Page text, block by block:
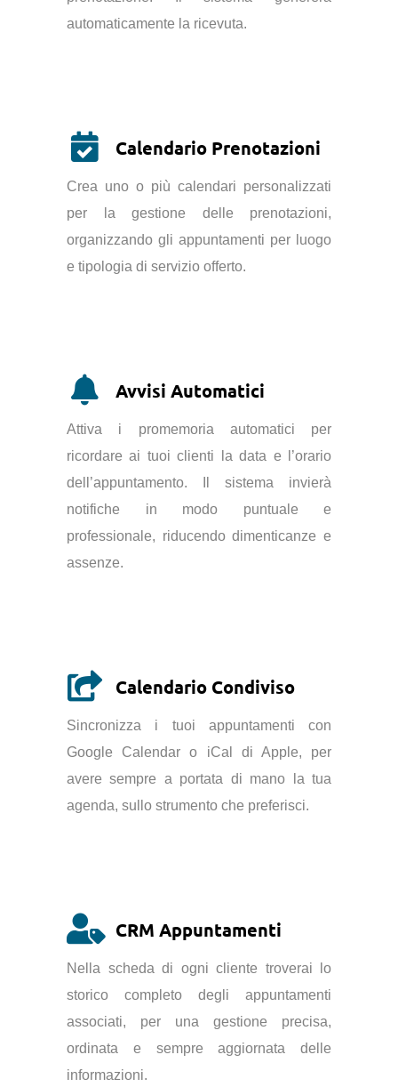
automaticamente la ricevuta.
Calendario Prenotazioni
Crea uno o più calendari personalizzati
per la gestione delle prenotazioni,
organizzando gli appuntamenti per luogo
e tipologia di servizio offerto.
Avvisi Automatici
Attiva i promemoria automatici per
ricordare ai tuoi clienti la data e l’orario
dell’appuntamento. Il sistema invierà
notifiche in modo puntuale e
professionale, riducendo dimenticanze e
assenze.
Calendario Condiviso
Sincronizza i tuoi appuntamenti con
Google Calendar o iCal di Apple, per
avere sempre a portata di mano la tua
agenda, sullo strumento che preferisci.
CRM Appuntamenti
Nella scheda di ogni cliente troverai lo
storico completo degli appuntamenti
associati, per una gestione precisa,
ordinata e sempre aggiornata delle
informazioni.